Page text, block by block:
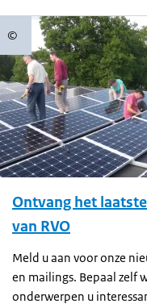
©Copyrightinformatie
Ontvang het
van RVO
Meld u aan voor onze
en mailings. Bepaal zelf
onderwerpen u